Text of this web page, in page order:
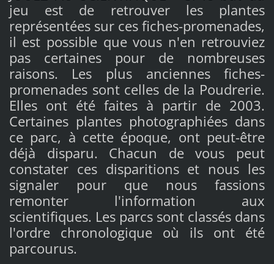
jeu est de retrouver les plantes
représentées sur ces fiches-promenades,
il est possible que vous n'en retrouviez
pas certaines pour de nombreuses
raisons. Les plus anciennes fiches-
promenades sont celles de la Poudrerie.
Elles ont été faites à partir de 2003.
Certaines plantes photographiées dans
ce parc, à cette époque, ont peut-être
déjà disparu. Chacun de vous peut
constater ces disparitions et nous les
signaler pour que nous fassions
remonter l'information aux
scientifiques. Les parcs sont classés dans
l'ordre chronologique où ils ont été
parcourus.